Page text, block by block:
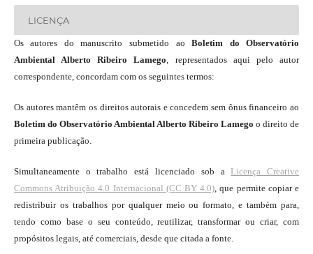
LICENÇA
Os autores do manuscrito submetido aoBoletim do Observatório
Ambiental Alberto Ribeiro Lamego, representados aqui pelo autor
correspondente, concordam com os seguintes termos:
Os autores mantêm os direitos autorais e concedem sem ônus financeiro ao
Boletim do Observatório Ambiental Alberto Ribeiro Lamegoo direito de
primeira publicação.
Simultaneamente o trabalho está licenciado sob a Licença Creative
Commons Atribuição 4.0 Internacional (CC BY 4.0), que permite copiar e
redistribuir os trabalhos por qualquer meio ou formato, e também para,
tendo como base o seu conteúdo, reutilizar, transformar ou criar, com
propósitos legais, até comerciais, desde que citada a fonte.